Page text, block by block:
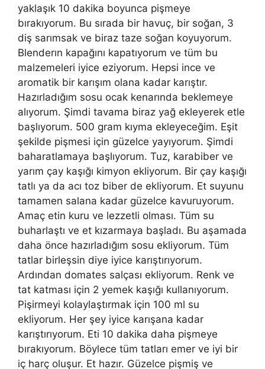
yaklaşık 10 dakika boyunca pişmeye
bırakıyorum. Bu sırada bir havuç, bir soğan, 3
diş sarımsak ve biraz taze soğan koyuyorum.
Blenderın kapağını kapatıyorum ve tüm bu
malzemeleri iyice eziyorum. Hepsi ince ve
aromatik bir karışım olana kadar karıştır.
Hazırladığım sosu ocak kenarında beklemeye
alıyorum. Şimdi tavama biraz yağ ekleyerek etle
başlıyorum. 500 gram kıyma ekleyeceğim. Eşit
şekilde pişmesi için güzelce yayıyorum. Şimdi
baharatlamaya başlıyorum. Tuz, karabiber ve
yarım çay kaşığı kimyon ekliyorum. Bir çay kaşığı
tatlı ya da acı toz biber de ekliyorum. Et suyunu
tamamen salana kadar güzelce kavuruyorum.
Amaç etin kuru ve lezzetli olması. Tüm su
buharlaştı ve et kızarmaya başladı. Bu aşamada
daha önce hazırladığım sosu ekliyorum. Tüm
tatlar birleşsin diye iyice karıştırıyorum.
Ardından domates salçası ekliyorum. Renk ve
tat katması için 2 yemek kaşığı kullanıyorum.
Pişirmeyi kolaylaştırmak için 100 ml su
ekliyorum. Her şey iyice karışana kadar
karıştırıyorum. Eti 10 dakika daha pişmeye
bırakıyorum. Böylece tüm tatları emer ve iyi bir
iç harç oluşur. Et hazır. Güzelce pişmiş ve